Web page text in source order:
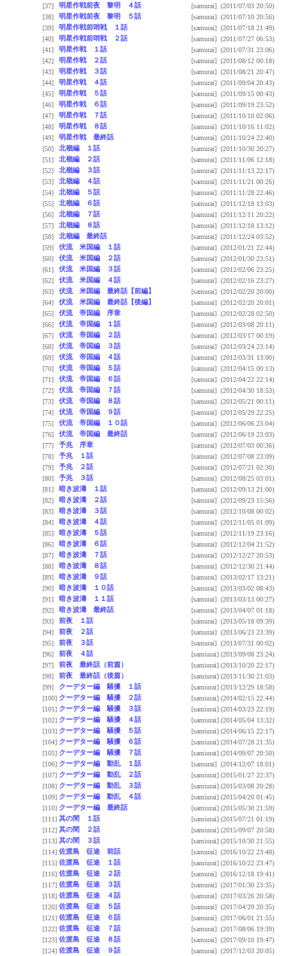
[37]
明星作戦前夜 黎明 ４話 [samurai] (2011/07/03 20:50)
[38]
明星作戦前夜 黎明 ５話 [samurai] (2011/07/10 20:56)
[39]
明星作戦前哨戦 １話 [samurai] (2011/07/18 21:49)
[40]
明星作戦前哨戦 ２話 [samurai] (2011/07/27 06:53)
[41]
明星作戦 １話 [samurai] (2011/07/31 23:06)
[42]
明星作戦 ２話 [samurai] (2011/08/12 00:18)
[43]
明星作戦 ３話 [samurai] (2011/08/21 20:47)
[44]
明星作戦 ４話 [samurai] (2011/09/04 20:43)
[45]
明星作戦 ５話 [samurai] (2011/09/15 00:43)
[46]
明星作戦 ６話 [samurai] (2011/09/19 23:52)
[47]
明星作戦 ７話 [samurai] (2011/10/10 02:06)
[48]
明星作戦 ８話 [samurai] (2011/10/16 11:02)
[49]
明星作戦 最終話 [samurai] (2011/10/24 22:40)
[50]
北嶺編 １話 [samurai] (2011/10/30 20:27)
[51]
北嶺編 ２話 [samurai] (2011/11/06 12:18)
[52]
北嶺編 ３話 [samurai] (2011/11/13 22:17)
[53]
北嶺編 ４話 [samurai] (2011/11/21 00:26)
[54]
北嶺編 ５話 [samurai] (2011/11/28 22:46)
[55]
北嶺編 ６話 [samurai] (2011/12/18 13:03)
[56]
北嶺編 ７話 [samurai] (2011/12/11 20:22)
[57]
北嶺編 ８話 [samurai] (2011/12/18 13:12)
[58]
北嶺編 最終話 [samurai] (2011/12/24 03:52)
[59]
伏流 米国編 １話 [samurai] (2012/01/21 22:44)
[60]
伏流 米国編 ２話 [samurai] (2012/01/30 23:51)
[61]
伏流 米国編 ３話 [samurai] (2012/02/06 23:25)
[62]
伏流 米国編 ４話 [samurai] (2012/02/16 23:27)
[63]
伏流 米国編 最終話【前編】 [samurai] (2012/02/20 20:00)
[64]
伏流 米国編 最終話【後編】 [samurai] (2012/02/20 20:01)
[65]
伏流 帝国編 序章 [samurai] (2012/02/28 02:50)
[66]
伏流 帝国編 １話 [samurai] (2012/03/08 20:11)
[67]
伏流 帝国編 ２話 [samurai] (2012/03/17 00:19)
[68]
伏流 帝国編 ３話 [samurai] (2012/03/24 23:14)
[69]
伏流 帝国編 ４話 [samurai] (2012/03/31 13:00)
[70]
伏流 帝国編 ５話 [samurai] (2012/04/15 00:13)
[71]
伏流 帝国編 ６話 [samurai] (2012/04/22 22:14)
[72]
伏流 帝国編 ７話 [samurai] (2012/04/30 18:53)
[73]
伏流 帝国編 ８話 [samurai] (2012/05/21 00:11)
[74]
伏流 帝国編 ９話 [samurai] (2012/05/29 22:25)
[75]
伏流 帝国編 １０話 [samurai] (2012/06/06 23:04)
[76]
伏流 帝国編 最終話 [samurai] (2012/06/19 23:03)
[77]
予兆 序章 [samurai] (2012/07/03 00:36)
[78]
予兆 １話 [samurai] (2012/07/08 23:09)
[79]
予兆 ２話 [samurai] (2012/07/21 02:30)
[80]
予兆 ３話 [samurai] (2012/08/25 03:01)
[81]
暗き波濤 １話 [samurai] (2012/09/13 21:00)
[82]
暗き波濤 ２話 [samurai] (2012/09/23 15:56)
[83]
暗き波濤 ３話 [samurai] (2012/10/08 00:02)
[84]
暗き波濤 ４話 [samurai] (2012/11/05 01:09)
[85]
暗き波濤 ５話 [samurai] (2012/11/19 23:16)
[86]
暗き波濤 ６話 [samurai] (2012/12/04 21:52)
[87]
暗き波濤 ７話 [samurai] (2012/12/27 20:53)
[88]
暗き波濤 ８話 [samurai] (2012/12/30 21:44)
[89]
暗き波濤 ９話 [samurai] (2013/02/17 13:21)
[90]
暗き波濤 １０話 [samurai] (2013/03/02 08:43)
[91]
暗き波濤 １１話 [samurai] (2013/03/13 00:27)
[92]
暗き波濤 最終話 [samurai] (2013/04/07 01:18)
[93]
前夜 １話 [samurai] (2013/05/18 09:39)
[94]
前夜 ２話 [samurai] (2013/06/23 23:39)
[95]
前夜 ３話 [samurai] (2013/07/31 00:02)
[96]
前夜 ４話 [samiurai] (2013/09/08 23:24)
[97]
前夜 最終話（前篇） [samiurai] (2013/10/20 22:17)
[98]
前夜 最終話（後篇） [samiurai] (2013/11/30 21:03)
[99]
クーデター編 騒擾 １話 [samiurai] (2013/12/29 18:58)
[100] クーデター編 騒擾 ２話 [samiurai] (2014/02/15 22:44)
[101] クーデター編 騒擾 ３話 [samiurai] (2014/03/23 22:19)
[102] クーデター編 騒擾 ４話 [samiurai] (2014/05/04 13:32)
[103] クーデター編 騒擾 ５話 [samiurai] (2014/06/15 22:17)
[104] クーデター編 騒擾 ６話 [samiurai] (2014/07/28 21:35)
[105] クーデター編 騒擾 ７話 [samiurai] (2014/09/07 20:50)
[106] クーデター編 動乱 １話 [samurai] (2014/12/07 18:01)
[107] クーデター編 動乱 ２話 [samiurai] (2015/01/27 22:37)
[108] クーデター編 動乱 ３話 [samiurai] (2015/03/08 20:28)
[109] クーデター編 動乱 ４話 [samiurai] (2015/04/20 01:45)
[110] クーデター編 最終話 [samiurai] (2015/05/30 21:59)
[111] 其の間 １話 [samiurai] (2015/07/21 01:19)
[112] 其の間 ２話 [samiurai] (2015/09/07 20:58)
[113] 其の間 ３話 [samiurai] (2015/10/30 21:55)
[114] 佐渡島 征途 前話 [samurai] (2016/10/22 23:48)
[115] 佐渡島 征途 １話 [samiurai] (2016/10/22 23:47)
[116] 佐渡島 征途 ２話 [samurai] (2016/12/18 19:41)
[117] 佐渡島 征途 ３話 [samurai] (2017/01/30 23:35)
[118] 佐渡島 征途 ４話 [samurai] (2017/03/26 20:58)
[120] 佐渡島 征途 ５話 [samurai] (2017/04/29 20:35)
[121] 佐渡島 征途 ６話 [samurai] (2017/06/01 21:55)
[122] 佐渡島 征途 ７話 [samurai] (2017/08/06 19:39)
[123] 佐渡島 征途 ８話 [samurai] (2017/09/10 19:47)
[124] 佐渡島 征途 ９話 [samurai] (2017/12/03 20:05)